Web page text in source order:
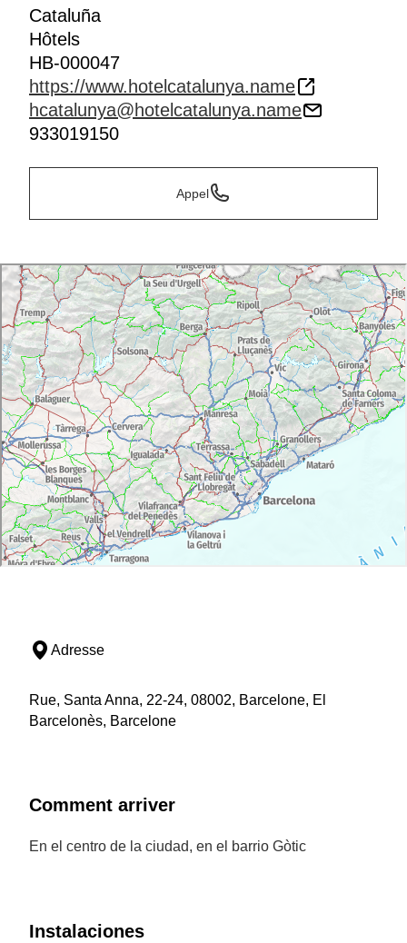
Cataluña
Hôtels
HB-000047
https://www.hotelcatalunya.name
hcatalunya@hotelcatalunya.name
933019150
Appel
Adresse
Rue, Santa Anna, 22-24, 08002, Barcelone, El
Barcelonès, Barcelone
Comment arriver
En el centro de la ciudad, en el barrio Gòtic
Instalaciones